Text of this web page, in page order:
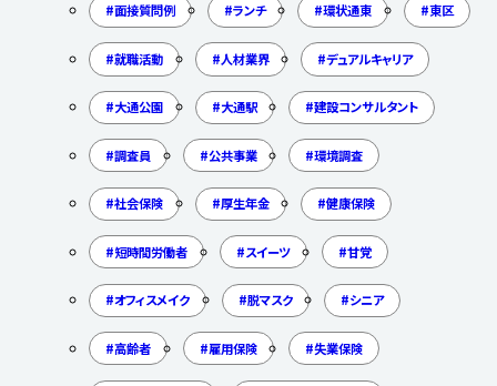
面接質問例 ランチ 環状通東 東区
就職活動 人材業界 デュアルキャリア
大通公園 大通駅 建設コンサルタント
調査員 公共事業 環境調査
社会保険 厚生年金 健康保険
短時間労働者 スイーツ 甘党
オフィスメイク 脱マスク シニア
高齢者 雇用保険 失業保険